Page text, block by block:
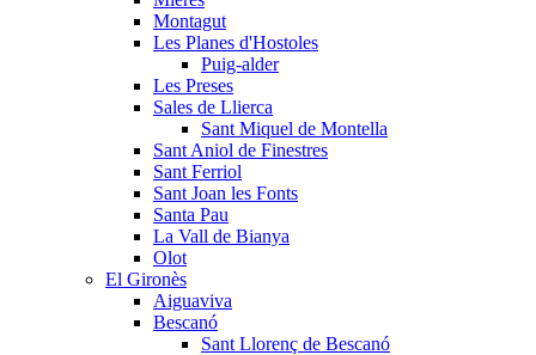
Montagut
Les Planes d'Hostoles
Puig-alder
Les Preses
Sales de Llierca
Sant Miquel de Montella
Sant Aniol de Finestres
Sant Ferriol
Sant Joan les Fonts
Santa Pau
La Vall de Bianya
Olot
El Gironès
Aiguaviva
Bescanó
Sant Llorenç de Bescanó